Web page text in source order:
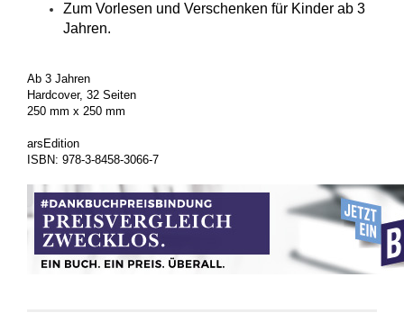
Zum Vorlesen und Verschenken für Kinder ab 3
Jahren.
Ab 3 Jahren
Hardcover, 32 Seiten
250 mm x 250 mm
arsEdition
ISBN: 978-3-8458-3066-7